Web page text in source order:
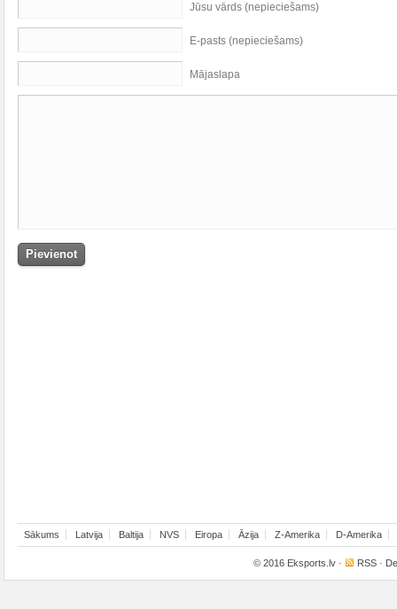
Jūsu vārds (nepieciešams)
E-pasts (nepieciešams)
Mājaslapa
Sākums Latvija Baltija NVS Eiropa Āzija Z-Amerika D-Amerika
© 2016 Eksports.lv · RSS ·